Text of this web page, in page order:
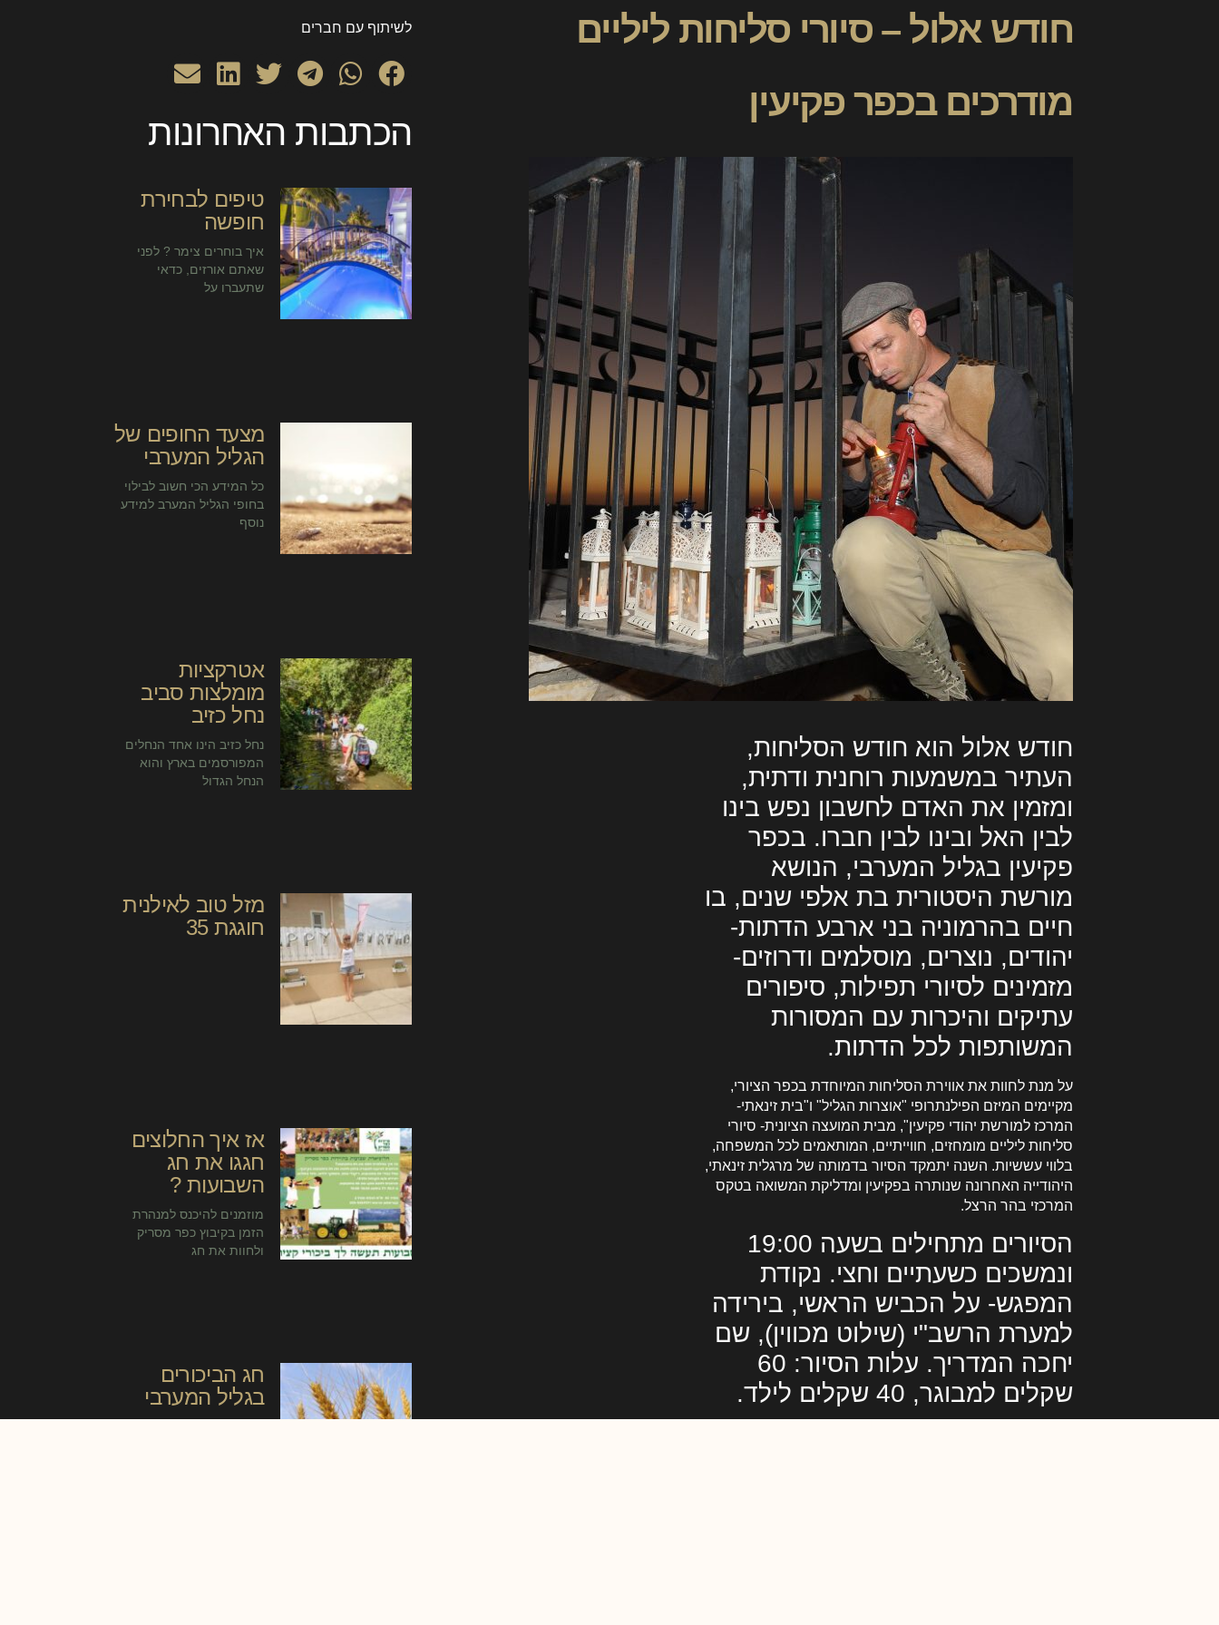
חודש אלול – סיורי סליחות ליליים
מודרכים בכפר פקיעין
חודש אלול הוא חודש הסליחות,
העתיר במשמעות רוחנית ודתית,
ומזמין את האדם לחשבון נפש בינו
לבין האל ובינו לבין חברו. בכפר
פקיעין בגליל המערבי, הנושא
מורשת היסטורית בת אלפי שנים, בו
חיים בהרמוניה בני ארבע הדתות-
יהודים, נוצרים, מוסלמים ודרוזים-
מזמינים לסיורי תפילות, סיפורים
עתיקים והיכרות עם המסורות
המשותפות לכל הדתות.
על מנת לחוות את אווירת הסליחות המיוחדת בכפר הציורי,
מקיימים המיזם הפילנתרופי "אוצרות הגליל" ו"בית זינאתי-
המרכז למורשת יהודי פקיעין", מבית המועצה הציונית- סיורי
סליחות ליליים מומחזים, חווייתיים, המותאמים לכל המשפחה,
בלווי עששיות. השנה יתמקד הסיור בדמותה של מרגלית זינאתי,
היהודייה האחרונה שנותרה בפקיעין ומדליקת המשואה בטקס
המרכזי בהר הרצל.
הסיורים מתחילים בשעה 19:00
ונמשכים כשעתיים וחצי. נקודת
המפגש- על הכביש הראשי, בירידה
למערת הרשב"י (שילוט מכווין), שם
יחכה המדריך. עלות הסיור: 60
שקלים למבוגר, 40 שקלים לילד.
לשיתוף עם חברים
הכתבות האחרונות
טיפים לבחירת
חופשה
איך בוחרים צימר ? לפני
שאתם אורזים, כדאי
שתעברו על
מצעד החופים של
הגליל המערבי
כל המידע הכי חשוב לבילוי
בחופי הגליל המערב למידע
נוסף
אטרקציות
מומלצות סביב
נחל כזיב
נחל כזיב הינו אחד הנחלים
המפורסמים בארץ והוא
הנחל הגדול
מזל טוב לאילנית
חוגגת 35
אז איך החלוצים
חגגו את חג
השבועות ?
מוזמנים להיכנס למנהרת
הזמן בקיבוץ כפר מסריק
ולחוות את חג
חג הביכורים
בגליל המערבי